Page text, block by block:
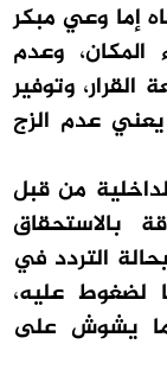
إما وعي مبكر
وعدم
وتوفير
يعني عدم الزج
من قبل
بالاستحقاق
التردد في
لضغوط عليه،
بما يشوش على